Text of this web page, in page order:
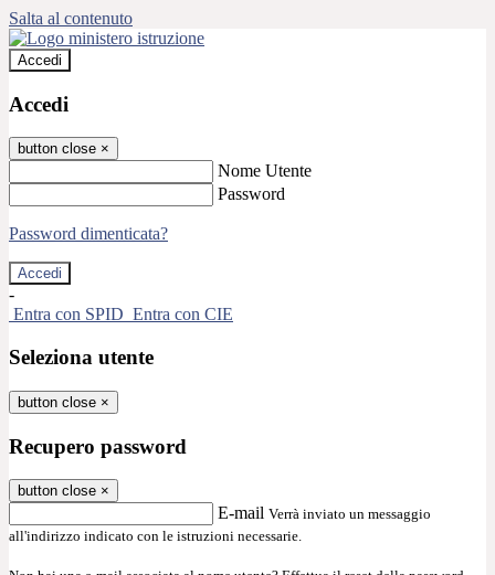
Salta al contenuto
Accedi
Accedi
button close ×
Nome Utente
Password
Password dimenticata?
-
Entra con SPID Entra con CIE
Seleziona utente
button close ×
Recupero password
button close ×
E-mail Verrà inviato un messaggio
all'indirizzo indicato con le istruzioni necessarie.